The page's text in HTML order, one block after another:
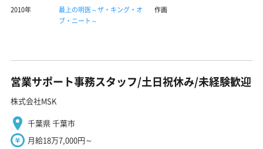
2010年
最上の明医～ザ・キング・オ
ブ・ニート～
作画
営業サポート事務スタッフ/土日祝休み/未経験歓迎
株式会社MSK
千葉県 千葉市
月給18万7,000円～